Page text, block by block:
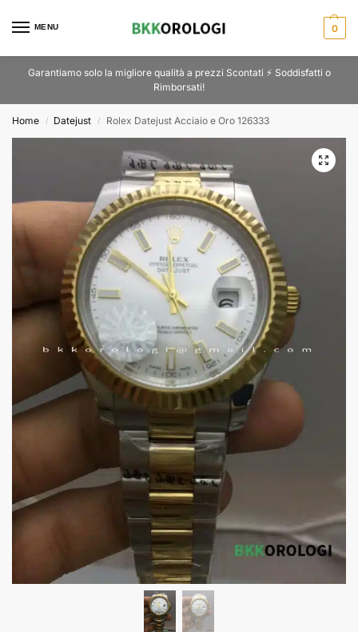
MENU 0
Garantiamo solo la migliore qualità a prezzi Scontati ⚡ Soddisfatti o
Rimborsati!
Home / Datejust / Rolex Datejust Acciaio e Oro 126333